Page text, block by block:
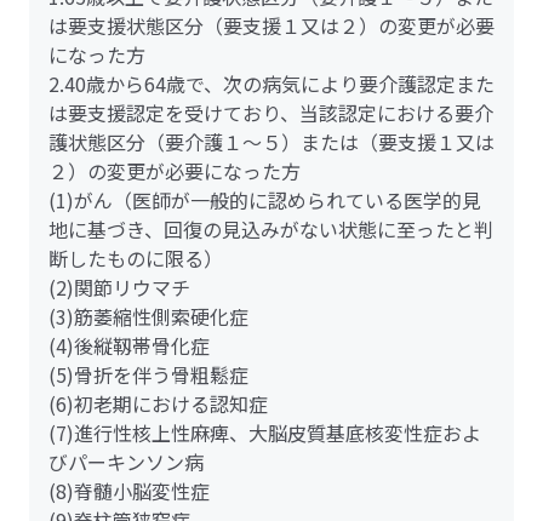
は要支援状態区分（要支援１又は２）の変更が必要
になった方
2.40歳から64歳で、次の病気により要介護認定また
は要支援認定を受けており、当該認定における要介
護状態区分（要介護１～５）または（要支援１又は
２）の変更が必要になった方
(1)がん（医師が一般的に認められている医学的見
地に基づき、回復の見込みがない状態に至ったと判
断したものに限る）
(2)関節リウマチ
(3)筋萎縮性側索硬化症
(4)後縦靱帯骨化症
(5)骨折を伴う骨粗鬆症
(6)初老期における認知症
(7)進行性核上性麻痺、大脳皮質基底核変性症およ
びパーキンソン病
(8)脊髄小脳変性症